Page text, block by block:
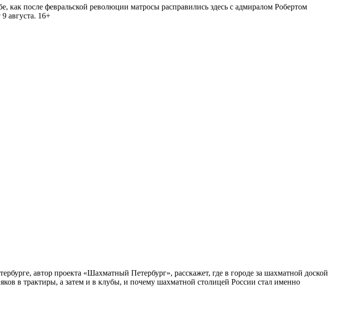
после февральской революции матросы расправились здесь с адмиралом Робертом
августа. 16+
автор проекта «Шахматный Петербург», расскажет, где в городе за шахматной доской
в трактиры, а затем и в клубы, и почему шахматной столицей России стал именно